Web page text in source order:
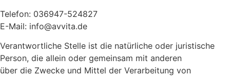
Telefon: 036947-524827
E-Mail: info@avvita.de
Verantwortliche Stelle ist die natürliche oder juristische
Person, die allein oder gemeinsam mit anderen
über die Zwecke und Mittel der Verarbeitung von